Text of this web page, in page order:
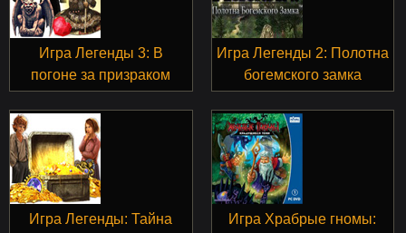
Игра Легенды 3: В
погоне за призраком
Игра Легенды 2: Полотна
богемского замка
Игра Легенды: Тайна
Игра Храбрые гномы: